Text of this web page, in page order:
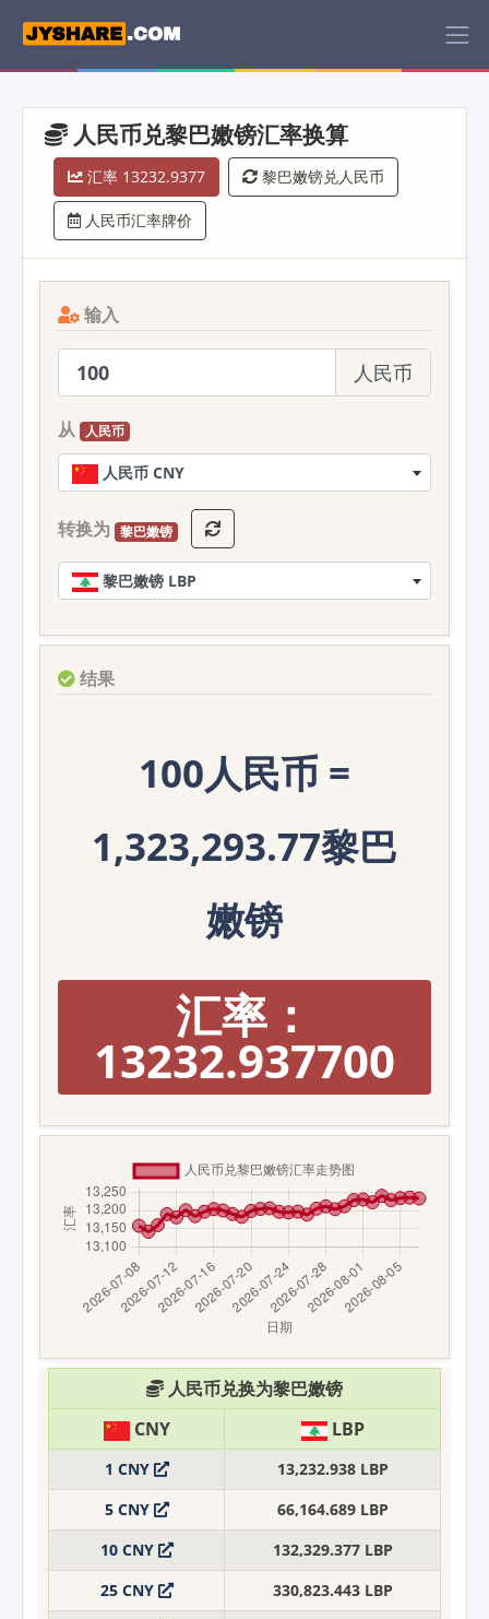
人民币兑黎巴嫩镑汇率换算
汇率 13232.9377 黎巴嫩镑兑人民币
人民币汇率牌价
输入
人民币
从 人民币
人民币 CNY
转换为 黎巴嫩镑
黎巴嫩镑 LBP
结果
100人民币 =
1,323,293.77黎巴
嫩镑
汇率：
13232.937700
人民币兑换为黎巴嫩镑
CNY
LBP
1 CNY
13,232.938 LBP
5 CNY
66,164.689 LBP
10 CNY
132,329.377 LBP
25 CNY
330,823.443 LBP